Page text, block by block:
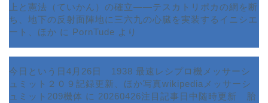
上と憲法（ていかん）の確立――テスカトリポカの網を断
ち、地下の反射面陣地に三六九の心臓を実装するイニシエ
ート、ほか に PornTude より
今日という日4月26日 1938 最速レシプロ機メッサーシ
ュミット２０９記録更新、ほか写真wikipediaメッサーシ
ュミット209機体 に 20260426注目記事日中随時更新 胎